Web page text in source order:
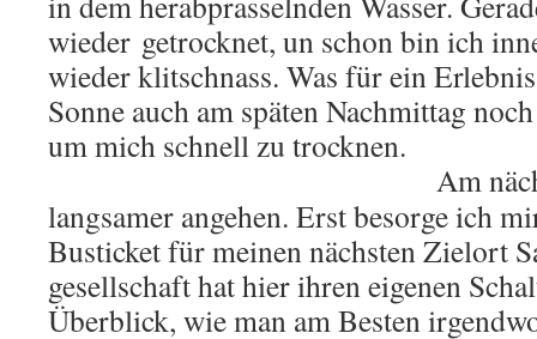
wie­der ge­trock­net, un schon bin ich
wie­der klitsch­nass. Was für ein
Sonne auch am spä­ten Nach­mit­tag
um mich schnell zu trock­nen.
Am
lang­sa­mer an­ge­hen. Erst be­sor­ge ich
Busti­cket für mei­nen nächs­ten Ziel­ort
ge­sell­schaft hat hier ihren ei­ge­nen
Über­blick, wie man am Bes­ten